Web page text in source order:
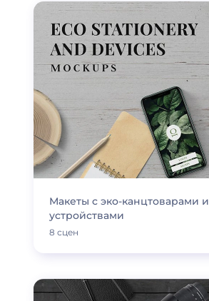
Макеты с эко-канцтоварами и
устройствами
8 сцен